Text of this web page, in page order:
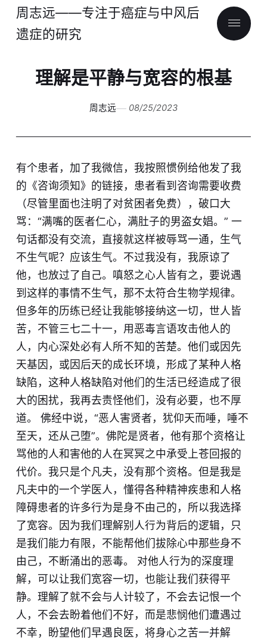
周志远——专注于癌症与中风后
遗症的研究
理解是平静与宽容的根基
周志远 08/25/2023
有个患者，加了我微信，我按照惯例给他发了我
的《咨询须知》的链接，患者看到咨询需要收费
（尽管里面也注明了对贫困者免费），破口大
骂：“满嘴的医者仁心，满肚子的男盗女娼。” 一
句话都没有交流，直接就这样被辱骂一通，生气
不生气呢？应该生气。不过我没有，我原谅了
他，也放过了自己。嗔怒之心人皆有之，要说遇
到这样的事情不生气，那不太符合生物学规律。
但多年的历练已经让我能够接纳这一切，世人皆
苦，不管三七二十一，用恶毒言语攻击他人的
人，内心深处必有人所不知的苦楚。他们或因先
天基因，或因后天的成长环境，形成了某种人格
缺陷，这种人格缺陷对他们的生活已经造成了很
大的困扰，我再去责怪他们，没有必要，也不厚
道。 佛经中说，“恶人害贤者，犹仰天而唾，唾不
至天，还从己堕”。佛陀是贤者，他有那个资格让
骂他的人和害他的人在冥冥之中承受上苍回报的
代价。我只是个凡夫，没有那个资格。但是我是
凡夫中的一个学医人，懂得各种精神疾患和人格
障碍患者的许多行为是身不由己的，所以我选择
了宽容。因为我们理解别人行为背后的逻辑，只
是我们能力有限，不能帮他们拔除心中那些身不
由己，不断涌出的恶毒。 对他人行为的深度理
解，可以让我们宽容一切，也能让我们获得平
静。理解了就不会与人计较了，不会去记恨一个
人，不会去盼着他们不好，而是悲悯他们遭遇过
不幸，盼望他们早遇良医，将身心之苦一并解